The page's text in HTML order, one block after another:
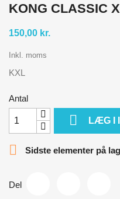
KONG CLASSIC
150,00 kr.
Inkl. moms
KXL
Antal
 LÆG I
 Sidste elementer på
Del